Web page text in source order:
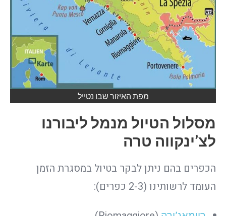
מפת האיזור שבו נטייל
מסלול הטיול מנמל ליבורנו
לצ’ינקווה טרה
הכפרים בהם ניתן לבקר בטיול במסגרת הזמן
העומד לרשותינו (2-3 כפרים):